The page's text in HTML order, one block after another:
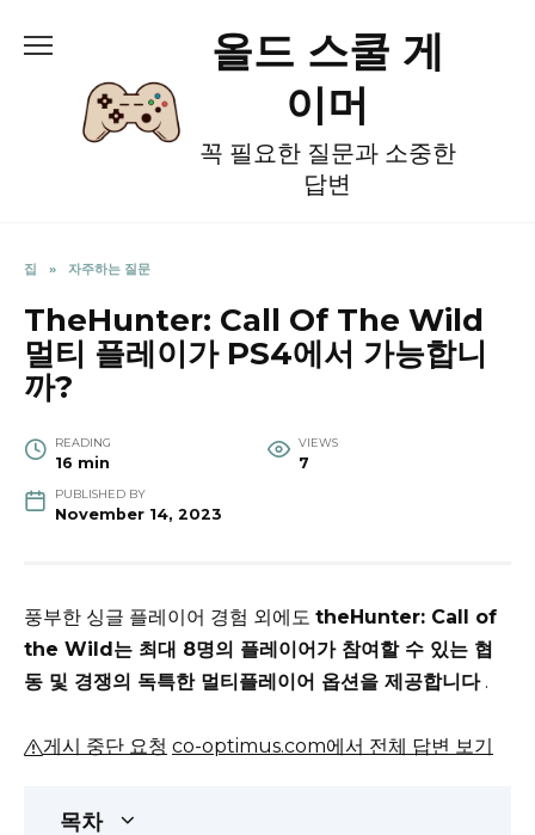
올드 스쿨 게
이머
꼭 필요한 질문과 소중한
답변
집 » 자주하는 질문
TheHunter: Call Of The Wild
멀티 플레이가 PS4에서 가능합니
까?
READING
16 min
VIEWS
7
PUBLISHED BY
November 14, 2023
풍부한 싱글 플레이어 경험 외에도 theHunter: Call of
the Wild는 최대 8명의 플레이어가 참여할 수 있는 협
동 및 경쟁의 독특한 멀티플레이어 옵션을 제공합니다.
게시 중단 요청 co-optimus.com에서 전체 답변 보기
목차